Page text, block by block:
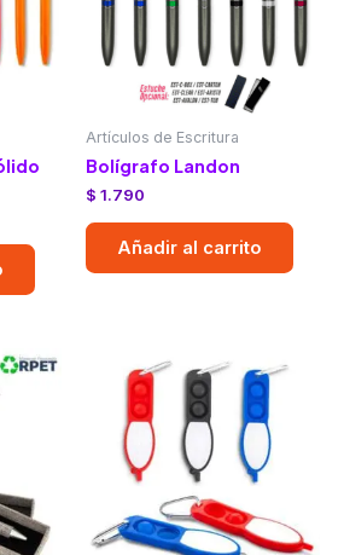
Artículos de Escritura
Bolígrafo Landon
$ 1.790
Añadir al carrito